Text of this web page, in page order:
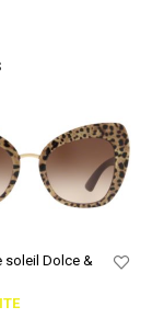
soleil Dolce &